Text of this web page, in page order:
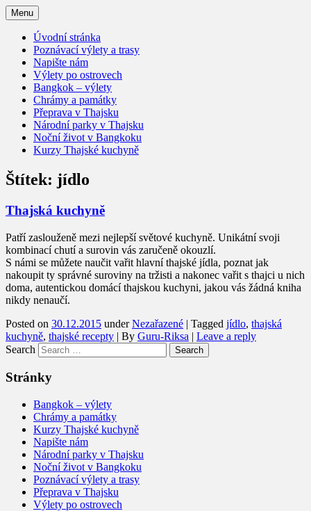
Thajsko – cestování
Návšteva Thajska, vše co potřebujete
vedět a musíte vidět
Menu
Úvodní stránka
Poznávací výlety a trasy
Napište nám
Výlety po ostrovech
Bangkok – výlety
Chrámy a památky
Přeprava v Thajsku
Národní parky v Thajsku
Noční život v Bangkoku
Kurzy Thajské kuchyně
Štítek: jídlo
Thajská kuchyně
Patří zaslouženě mezi nejlepší světové kuchyně. Unikátní svoji
kombinací chutí a surovin vás zaručeně okouzlí.
S námi se můžete naučit vařit hlavní thajské jídla, poznat jak
nakoupit ty správné suroviny na tržisti a nakonec vařit s thajci u nich
doma, autentickou domácí thajskou kuchyni, jakou vás žádná kniha
nikdy nenaučí.
Posted on 30.12.2015 underNezařazené | Tagged jídlo, thajská
kuchyně, thajské recepty | By Guru-Riksa | Leave a reply
Search
Stránky
Bangkok – výlety
Chrámy a památky
Kurzy Thajské kuchyně
Napište nám
Národní parky v Thajsku
Noční život v Bangkoku
Poznávací výlety a trasy
Přeprava v Thajsku
Výlety po ostrovech